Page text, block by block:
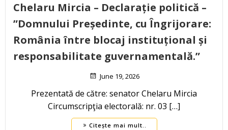
Chelaru Mircia – Declarație politică –
”Domnului Președinte, cu Îngrijorare:
România între blocaj instituțional și
responsabilitate guvernamentală.”
June 19, 2026
Prezentată de către: senator Chelaru Mircia
Circumscripţia electorală: nr. 03 […]
Citește mai mult..